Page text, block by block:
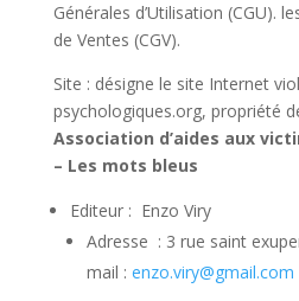
Générales d’Utilisation (CGU).
de Ventes (CGV).
Site : désigne le site Internet
psychologiques.org, propriété
Association d’aides aux
– Les mots bleus
Editeur : Enzo Viry
Adresse : 3 rue saint
mail : enzo.viry@gmail.com